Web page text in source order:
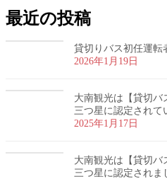
最近の投稿
貸切りバス初任運転
2026年1月19日
大南観光は【貸切バ
三つ星に認定されて
2025年1月17日
大南観光は【貸切バ
三つ星に認定されま